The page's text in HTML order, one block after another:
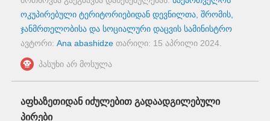
ოკუპირებული ტერიტორიებიდან დევნილთა, შრომის,
ჯანმრთელობისა და სოციალური დაცვის სამინისტრო
ავტორი: Ana abashidze თარიღი: 15 აპრილი 2024
პასუხი არ მოსულა
აფხაზეთიდან იძულებით გადაადგილებული
პირები